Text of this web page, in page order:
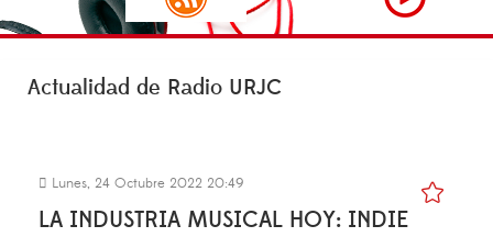
Actualidad de Radio URJC
Lunes, 24 Octubre 2022 20:49
LA INDUSTRIA MUSICAL HOY: INDIE